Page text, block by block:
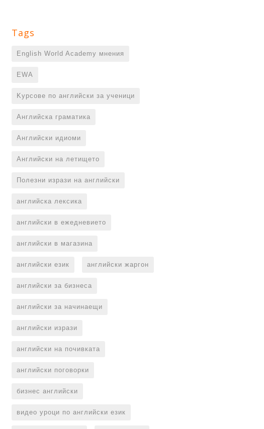
Tags
English World Academy мнения
EWA
Kурсове по английски за ученици
Английска граматика
Английски идиоми
Английски на летището
Полезни изрази на английски
английска лексика
английски в ежедневието
английски в магазина
английски език английски жаргон
английски за бизнеса
английски за начинаещи
английски изрази
английски на почивката
английски поговорки
бизнес английски
видео уроци по английски език